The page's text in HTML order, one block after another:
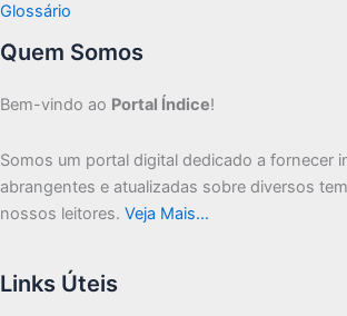
Glossário
Quem Somos
Bem-vindo ao Portal Índice!
Somos um portal digital dedicado a fornecer
abrangentes e atualizadas sobre diversos
nossos leitores. Veja Mais…
Links Úteis